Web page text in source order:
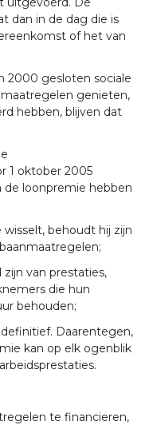
dan in de dag die is
of het van
2000 gesloten sociale
genieten,
hebben, blijven dat
1 oktober 2005
de loonpremie hebben
behoudt hij zijn
van prestaties,
die hun
behouden;
Daarentegen,
kan op elk ogenblik
te financieren,